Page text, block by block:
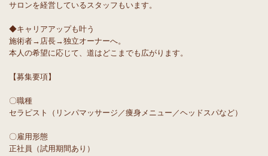
サロンを経営しているスタッフもいます。
◆キャリアアップも叶う
施術者→店長→独立オーナーへ。
本人の希望に応じて、道はどこまでも広がります。
【募集要項】
〇職種
セラピスト（リンパマッサージ／痩身メニュー／ヘッドスパなど）
〇雇用形態
正社員（試用期間あり）